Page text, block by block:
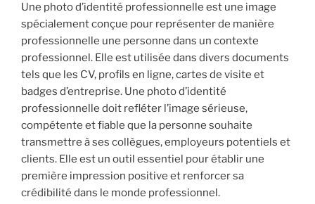
Une photo d’identité professionnelle est une image
spécialement conçue pour représenter de manière
professionnelle une personne dans un contexte
professionnel. Elle est utilisée dans divers documents
tels que les CV, profils en ligne, cartes de visite et
badges d’entreprise. Une photo d’identité
professionnelle doit refléter l’image sérieuse,
compétente et fiable que la personne souhaite
transmettre à ses collègues, employeurs potentiels et
clients. Elle est un outil essentiel pour établir une
première impression positive et renforcer sa
crédibilité dans le monde professionnel.